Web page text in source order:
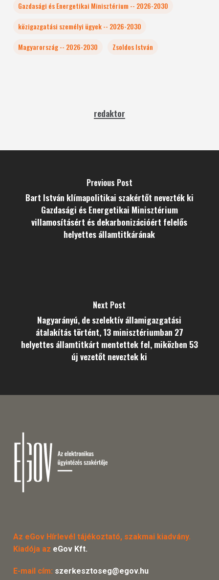
Gazdasági és Energetikai Minisztérium -- 2026-2030
közigazgatási személyi ügyek -- 2026-2030
Magyarország -- 2026-2030
Zsoldos István
redaktor
Previous Post
Bart István klímapolitikai szakértőt nevezték ki
Gazdasági és Energetikai Minisztérium
villamosításért és dekarbonizációért felelős
helyettes államtitkárának
Next Post
Nagyarányú, de szelektív államigazgatási
átalakítás történt, 13 minisztériumban 27
helyettes államtitkárt mentettek fel, miközben 53
új vezetőt neveztek ki
Az eGov Hírlevél tájékoztató, szakmai kiadvány.
Kiadója az eGov Kft.
E-mail cím: szerkesztoseg@egov.hu